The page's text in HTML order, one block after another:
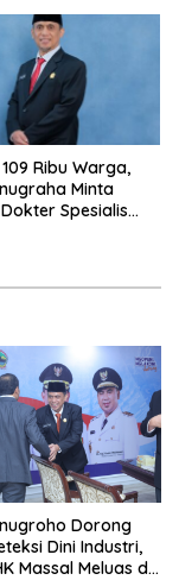
Ribu Warga,
Minta
Spesialis
Dorong
Dini Industri,
Massal Meluas di